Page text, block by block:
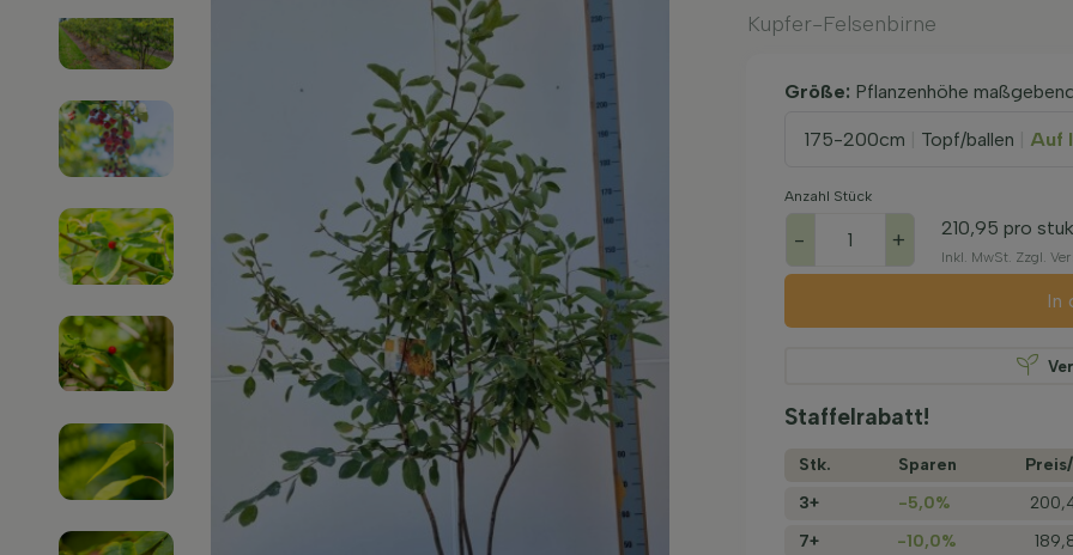
Kupfer-Felsenbirne
Größe: Pflanzenhöhe
175-200cm Topf/ballen Auf
Anzahl Stück
- + 210,95 pro stuk
Inkl. MwSt. Zzgl.
In
Staffelrabatt!
Stk. Sparen
3+
-5,0%
7+
-10,0%